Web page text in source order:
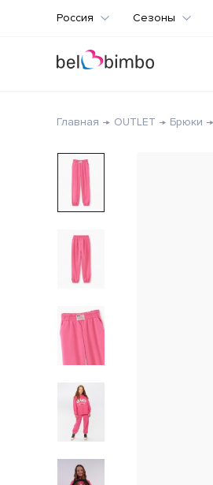
Россия Сезоны
Главная OUTLET Брюки